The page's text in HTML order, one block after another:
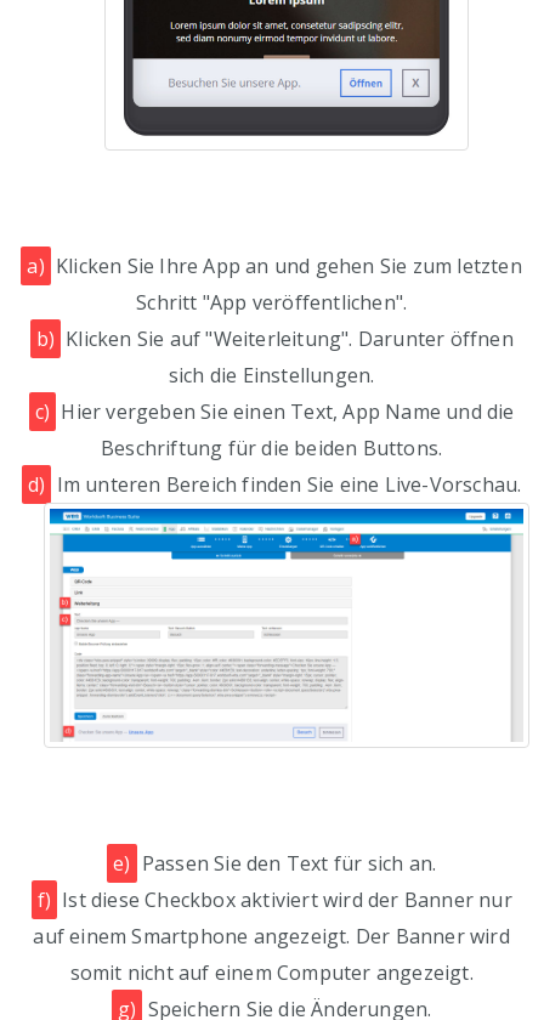
a) Klicken Sie Ihre App an und gehen Sie zum letzten
Schritt "App veröffentlichen".
b) Klicken Sie auf "Weiterleitung". Darunter öffnen
sich die Einstellungen.
c) Hier vergeben Sie einen Text, App Name und die
Beschriftung für die beiden Buttons.
d) Im unteren Bereich finden Sie eine Live-Vorschau.
e) Passen Sie den Text für sich an.
f) Ist diese Checkbox aktiviert wird der Banner nur
auf einem Smartphone angezeigt. Der Banner wird
somit nicht auf einem Computer angezeigt.
g) Speichern Sie die Änderungen.